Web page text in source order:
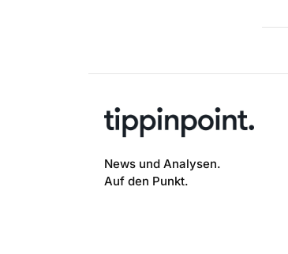
News und Analysen.
Auf den Punkt.